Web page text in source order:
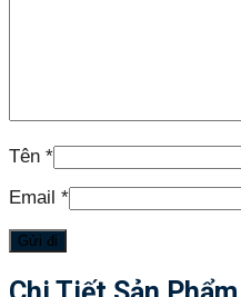
Tên *
Email *